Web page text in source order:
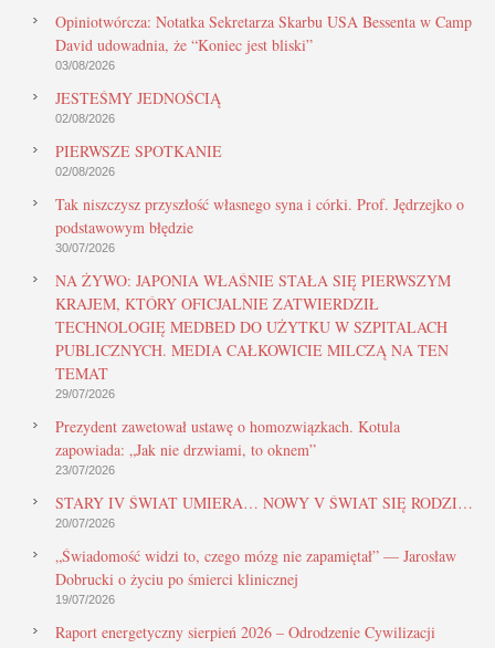
Opiniotwórcza: Notatka Sekretarza Skarbu USA Bessenta w Camp
David udowadnia, że “Koniec jest bliski”
03/08/2026
JESTEŚMY JEDNOŚCIĄ
02/08/2026
PIERWSZE SPOTKANIE
02/08/2026
Tak niszczysz przyszłość własnego syna i córki. Prof. Jędrzejko o
podstawowym błędzie
30/07/2026
NA ŻYWO: JAPONIA WŁAŚNIE STAŁA SIĘ PIERWSZYM
KRAJEM, KTÓRY OFICJALNIE ZATWIERDZIŁ
TECHNOLOGIĘ MEDBED DO UŻYTKU W SZPITALACH
PUBLICZNYCH. MEDIA CAŁKOWICIE MILCZĄ NA TEN
TEMAT
29/07/2026
Prezydent zawetował ustawę o homozwiązkach. Kotula
zapowiada: „Jak nie drzwiami, to oknem”
23/07/2026
STARY IV ŚWIAT UMIERA… NOWY V ŚWIAT SIĘ RODZI…
20/07/2026
„Świadomość widzi to, czego mózg nie zapamiętał” — Jarosław
Dobrucki o życiu po śmierci klinicznej
19/07/2026
Raport energetyczny sierpień 2026 – Odrodzenie Cywilizacji